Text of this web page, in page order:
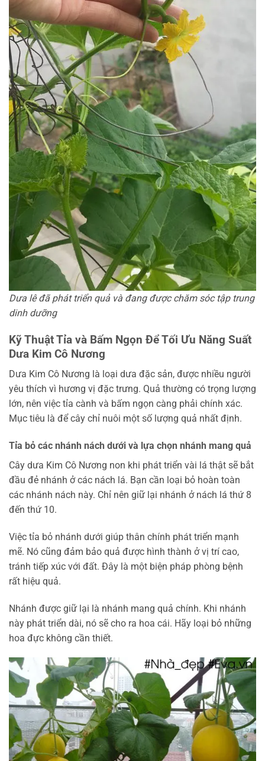
Dưa lê đã phát triển quả và đang được chăm sóc tập trung
dinh dưỡng
Kỹ Thuật Tỉa và Bấm Ngọn Để Tối Ưu Năng Suất
Dưa Kim Cô Nương
Dưa Kim Cô Nương là loại dưa đặc sản, được nhiều người
yêu thích vì hương vị đặc trưng. Quả thường có trọng lượng
lớn, nên việc tỉa cành và bấm ngọn càng phải chính xác.
Mục tiêu là để cây chỉ nuôi một số lượng quả nhất định.
Tỉa bỏ các nhánh nách dưới và lựa chọn nhánh mang quả
Cây dưa Kim Cô Nương non khi phát triển vài lá thật sẽ bắt
đầu đẻ nhánh ở các nách lá. Bạn cần loại bỏ hoàn toàn
các nhánh nách này. Chỉ nên giữ lại nhánh ở nách lá thứ 8
đến thứ 10.
Việc tỉa bỏ nhánh dưới giúp thân chính phát triển mạnh
mẽ. Nó cũng đảm bảo quả được hình thành ở vị trí cao,
tránh tiếp xúc với đất. Đây là một biện pháp phòng bệnh
rất hiệu quả.
Nhánh được giữ lại là nhánh mang quả chính. Khi nhánh
này phát triển dài, nó sẽ cho ra hoa cái. Hãy loại bỏ những
hoa đực không cần thiết.